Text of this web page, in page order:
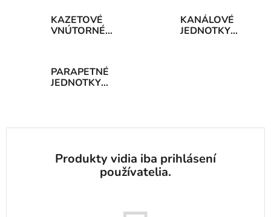
KAZETOVÉ
VNÚTORNÉ
KANÁLOVÉ
JEDNOTKY
PARAPETNÉ
JEDNOTKY